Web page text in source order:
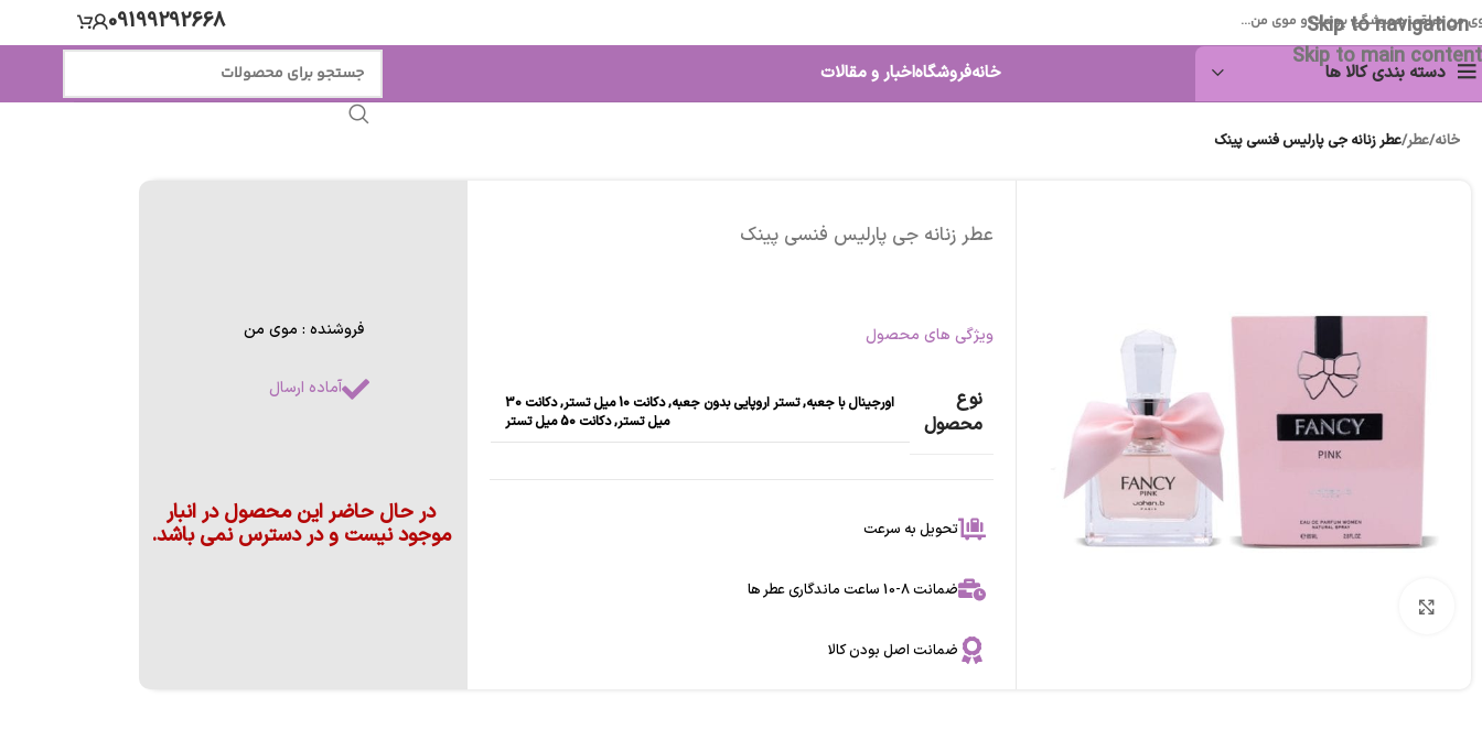
Skip to navigation
Skip to main content
من مراقب همیشگی پوست و موی من... 09199292668
دسته بندی کالا ها خانهفروشگاهاخبار و مقالات
خانه/عطر/عطر زنانه جی پارلیس فنسی پینک
عطر زنانه جی پارلیس فنسی پینک
ویژگی های محصول
نوع
محصول
اورجینال با جعبه,تستر اروپایی بدون جعبه,دکانت 10 میل تستر ,
دکانت 30
میل تستر,دکانت 50 میل تستر
تحویل به سرعت
ضمانت 8-10 ساعت ماندگاری عطر ها
ضمانت اصل بودن کالا
فروشنده : موی من
آماده ارسال
در حال حاضر این محصول در انبار
موجود نیست و در دسترس نمی باشد.